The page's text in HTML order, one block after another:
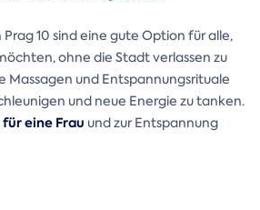
Prag 10 sind eine gute Option für alle,
ohne die Stadt verlassen zu
Massagen und Entspannungsrituale
und neue Energie zu tanken.
eine Frau und zur Entspannung